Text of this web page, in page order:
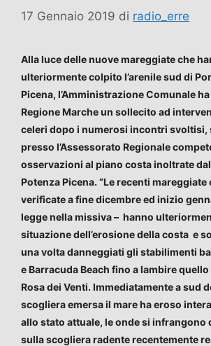
17 Gennaio 2019 di radio_erre
Alla luce delle nuove mareggiate che
ulteriormente colpito l’arenile sud di
Picena, l’Amministrazione Comunale
Regione Marche un sollecito ad
celeri dopo i numerosi incontri svoltisi,
presso l’Assessorato Regionale
osservazioni al piano costa inoltrate
Potenza Picena. “Le recenti mareggiate
verificate a fine dicembre ed inizio
legge nella missiva – hanno
situazione dell’erosione della costa e
una volta danneggiati gli stabilimenti
e Barracuda Beach fino a lambire quello
Rosa dei Venti. Immediatamente a sud
scogliera emersa il mare ha eroso
allo stato attuale, le onde si infrangono
sulla scogliera radente recentemente